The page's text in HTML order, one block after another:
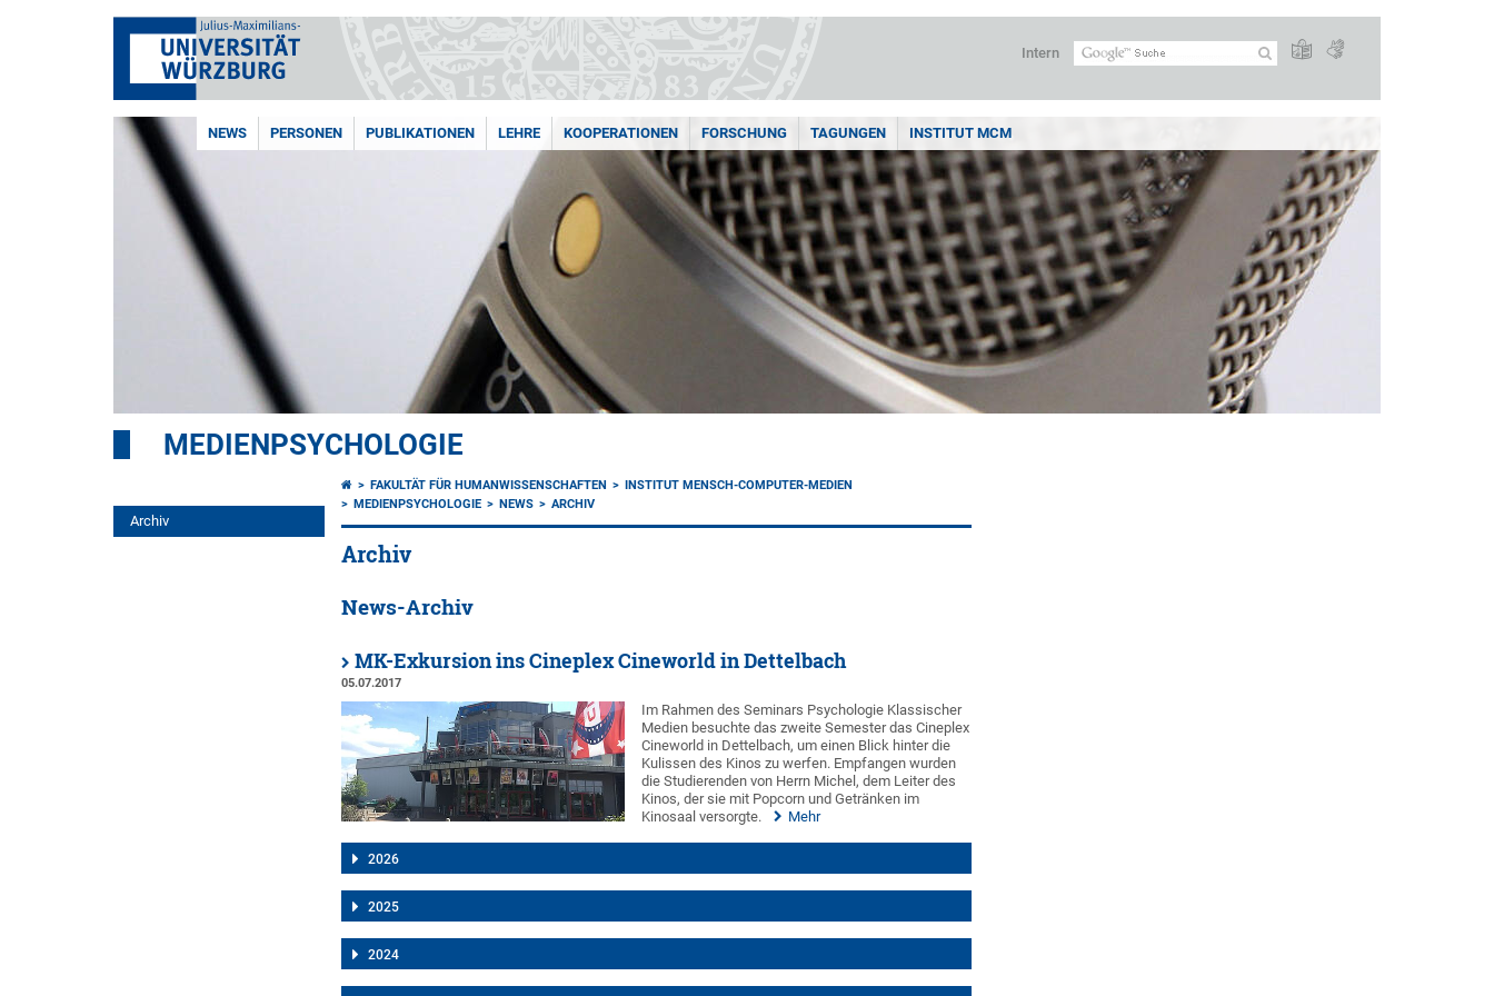
Intern
NEWS PERSONEN PUBLIKATIONEN LEHRE KOOPERATIONEN FORSCHUNG TAGUNGEN INSTITUT MCM
MEDIENPSYCHOLOGIE
Archiv
FAKULTÄT FÜR HUMANWISSENSCHAFTEN
INSTITUT MENSCH-COMPUTER-MEDIEN
MEDIENPSYCHOLOGIE
NEWS ARCHIV
Archiv
News-Archiv
MK-Exkursion ins Cineplex Cineworld in Dettelbach
05.07.2017
Im Rahmen des Seminars Psychologie Klassischer
Medien besuchte das zweite Semester das Cineplex
Cineworld in Dettelbach, um einen Blick hinter die
Kulissen des Kinos zu werfen. Empfangen wurden
die Studierenden von Herrn Michel, dem Leiter des
Kinos, der sie mit Popcorn und Getränken im
Kinosaal versorgte.
Mehr
2026
2025
2024